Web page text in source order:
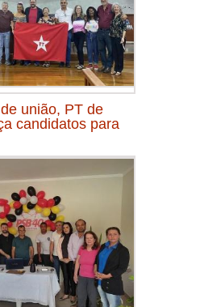
união, PT de
candidatos para